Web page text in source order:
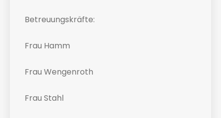
Betreuungskräfte:
Frau Hamm
Frau Wengenroth
Frau Stahl